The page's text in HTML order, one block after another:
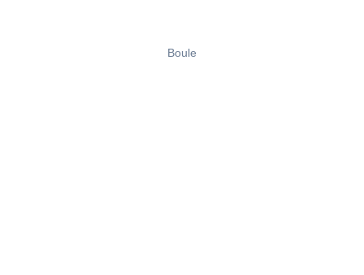
Boule